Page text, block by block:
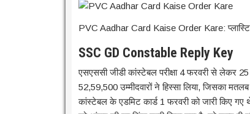
PVC Aadhar Card Kaise Order Kare:
SSC GD Constable Reply Key
एसएससी जीडी कांस्टेबल परीक्षा 4 फरवरी से लेकर
52,59,500 उम्मीदवारों ने हिस्सा लिया, जिसका
कांस्टेबल के एडमिट कार्ड 1 फरवरी को जारी किए गए